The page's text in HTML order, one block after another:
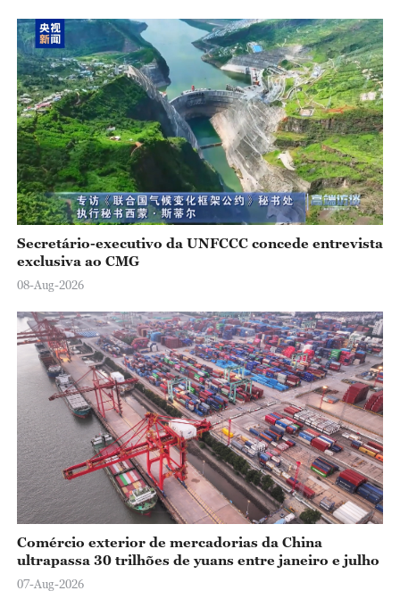
Secretário-executivo da UNFCCC concede entrevista
exclusiva ao CMG
08-Aug-2026
Comércio exterior de mercadorias da China
ultrapassa 30 trilhões de yuans entre janeiro e julho
07-Aug-2026